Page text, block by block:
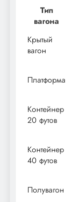
Тип
вагона
Крытый
вагон
Платформа
Контейнер
20 футов
Контейнер
40 футов
Полувагон